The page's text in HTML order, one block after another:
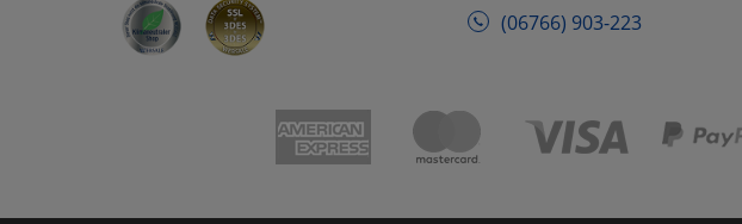
(06766) 903-223